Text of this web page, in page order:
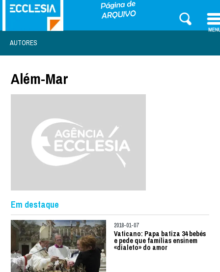
AUTORES
Além-Mar
Em destaque
2018-01-07
Vaticano: Papa batiza 34 bebés
e pede que famílias ensinem
«dialeto» do amor